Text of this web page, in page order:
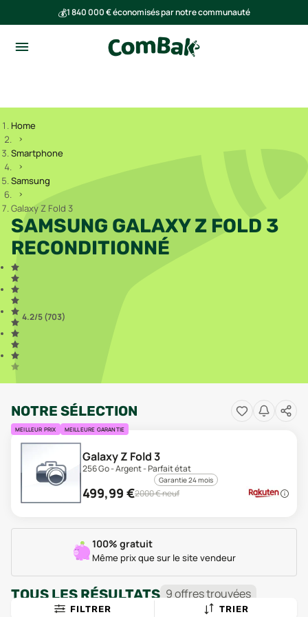
💰1 840 000 € économisés par notre communauté
Home
Smartphone
Samsung
Galaxy Z Fold 3
SAMSUNG GALAXY Z FOLD 3
RECONDITIONNÉ
4.2/5 (703)
NOTRE SÉLECTION
MEILLEUR PRIX MEILLEURE GARANTIE
Galaxy Z Fold 3
256 Go - Argent - Parfait état
Garantie 24 mois
499,99 €2000€ neuf
100% gratuit
Même prix que sur le site vendeur
TOUS LES RÉSULTATS 9offrestrouvées
FILTRER TRIER